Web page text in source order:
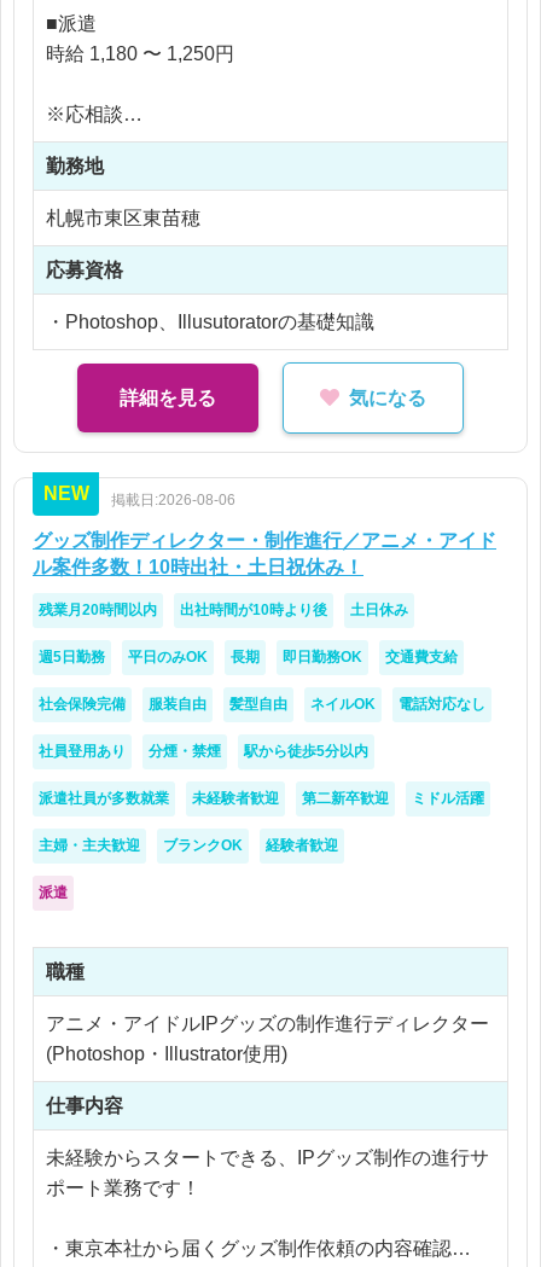
流通業、外食、不動産、パチンコ店等のチラシ・カ
タログ・DM等広告物の制作、フリーペーパーの編
※簡単な物からお願いしていきます。
またデザイナーが多く在籍しているため、教育体制
が整っております！
■派遣
時給 1,180 〜 1,250円
※応相談
※交通費支給
※残業代全額支給
※残業20時間以内
※希望の方は、社員化も視野に入れた就業も可能で
す。
◆交通費支給（上限あり）
勤務地
札幌市東区東苗穂
応募資格
・Photoshop、Illusutoratorの基礎知識
詳細を見る 気になる
NEW 掲載日:2026-08-06
グッズ制作ディレクター・制作進行／アニメ・アイド
ル案件多数！10時出社・土日祝休み！
残業月20時間以内 出社時間が10時より後 土日休み
週5日勤務 平日のみOK 長期 即日勤務OK 交通費支給
社会保険完備 服装自由 髪型自由 ネイルOK 電話対応なし
社員登用あり 分煙・禁煙 駅から徒歩5分以内
派遣社員が多数就業 未経験者歓迎 第二新卒歓迎 ミドル活躍
主婦・主夫歓迎 ブランクOK 経験者歓迎
派遣
職種
アニメ・アイドルIPグッズの制作進行ディレクター
(Photoshop・Illustrator使用)
仕事内容
未経験からスタートできる、IPグッズ制作の進行サ
ポート業務です！
・東京本社から届くグッズ制作依頼の内容確認